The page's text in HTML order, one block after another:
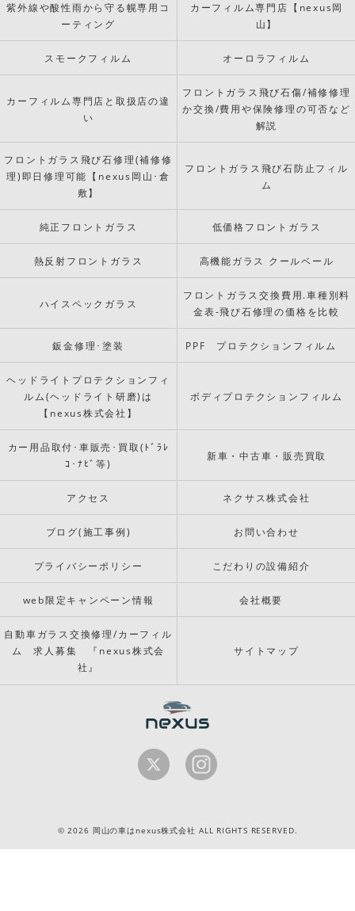
紫外線や酸性雨から守る幌専用コ
ーティング
カーフィルム専門店【nexus岡
山】
スモークフィルム オーロラフィルム
カーフィルム専門店と取扱店の違
い
フロントガラス飛び石傷/補修修理
か交換/費用や保険修理の可否など
解説
フロントガラス飛び石修理(補修修
理)即日修理可能【nexus岡山･倉
敷】
フロントガラス飛び石防止フィル
ム
純正フロントガラス 低価格フロントガラス
熱反射フロントガラス 高機能ガラス クールベール
ハイスペックガラス
フロントガラス交換費用.車種別料
金表-飛び石修理の価格を比較
鈑金修理･塗装 PPF プロテクションフィルム
ヘッドライトプロテクションフィ
ルム(ヘッドライト研磨)は
【nexus株式会社】
ボディプロテクションフィルム
カー用品取付･車販売･買取(ﾄﾞﾗﾚ
ｺ･ﾅﾋﾞ等)
新車・中古車・販売買取
アクセス ネクサス株式会社
ブログ(施工事例) お問い合わせ
プライバシーポリシー こだわりの設備紹介
web限定キャンペーン情報 会社概要
自動車ガラス交換修理/カーフィル
ム 求人募集 『nexus株式会
社』
サイトマップ
© 2026 岡山の車はnexus株式会社 ALL RIGHTS RESERVED.